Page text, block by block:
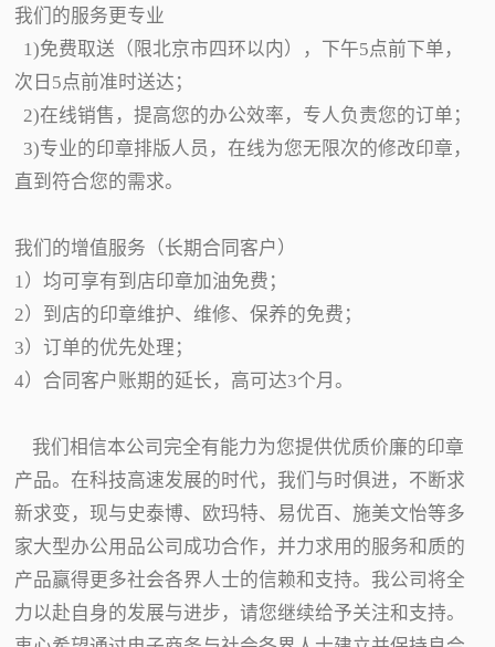
我们的服务更专业
1)免费取送（限北京市四环以内），下午5点前下单，
次日5点前准时送达；
2)在线销售，提高您的办公效率，专人负责您的订单；
3)专业的印章排版人员，在线为您无限次的修改印章，
直到符合您的需求。
我们的增值服务（长期合同客户）
1）均可享有到店印章加油免费；
2）到店的印章维护、维修、保养的免费；
3）订单的优先处理；
4）合同客户账期的延长，高可达3个月。
我们相信本公司完全有能力为您提供优质价廉的印章
产品。在科技高速发展的时代，我们与时俱进，不断求
新求变，现与史泰博、欧玛特、易优百、施美文怡等多
家大型办公用品公司成功合作，并力求用的服务和质的
产品赢得更多社会各界人士的信赖和支持。我公司将全
力以赴自身的发展与进步，请您继续给予关注和支持。